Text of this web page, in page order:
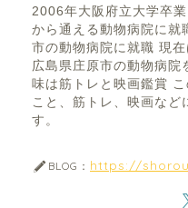
2006年大阪府立大学卒
から通える動物病院に
市の動物病院に就職 現
広島県庄原市の動物病院
味は筋トレと映画鑑賞
こと、筋トレ、映画など
す。
BLOG： https://